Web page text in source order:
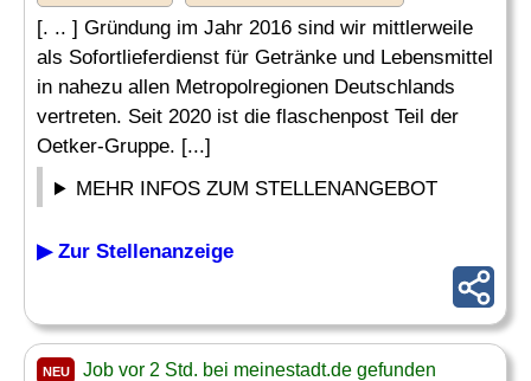
[. .. ] Gründung im Jahr 2016 sind wir mittlerweile
als Sofortlieferdienst für Getränke und Lebensmittel
in nahezu allen Metropolregionen Deutschlands
vertreten. Seit 2020 ist die flaschenpost Teil der
Oetker-Gruppe. [...]
MEHR INFOS ZUM STELLENANGEBOT
▶ Zur Stellenanzeige
NEU Job vor 2 Std. bei meinestadt.de gefunden